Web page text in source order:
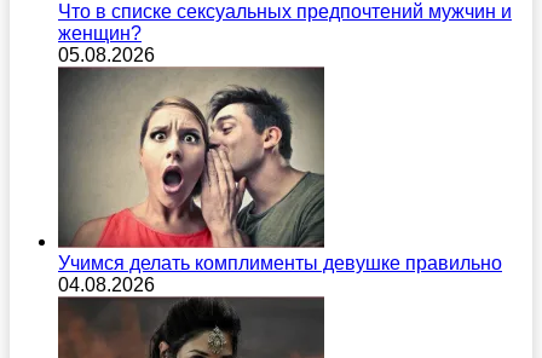
Что в списке сексуальных предпочтений мужчин и
женщин?
05.08.2026
Учимся делать комплименты девушке правильно
04.08.2026